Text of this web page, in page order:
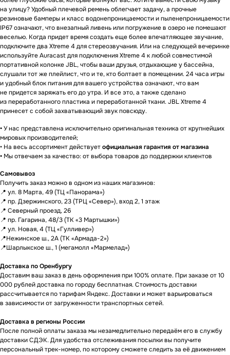
на улицу? Удобный плечевой ремень облегчает задачу, а прочные
резиновые бамперы и класс водонепроницаемости и пыленепроницаемости
IP67 означают, что внезапный ливень или погружение в озеро не помешают
веселью. Когда придет время создать еще более впечатляющее звучание,
подключите два Xtreme 4 для стереозвучания. Или на следующей вечеринке
используйте Auracast для подключения Xtreme 4 к любой совместимой
портативной колонке JBL, чтобы ваши друзья, отдыхающие у бассейна,
слушали тот же плейлист, что и те, кто болтает в помещении. 24 часа игры
и удобный блок питания для вашего устройства означают, что вам
не придется заряжать его до утра. И все это, а также сделано
из переработанного пластика и переработанной ткани. JBL Xtreme 4
принесет с собой захватывающий звук повсюду.
•У нас представлена исключительно оригинальная техника от крупнейших
мировых производителей;
• На весь ассортимент действуетофициальная гарантия от магазина
• Мы отвечаем за качество: от выбора товаров до поддержки клиентов
Самовывоз
Получить заказ можно в одном из наших магазинов:
📍 ул. 8 Марта, 49 (ТЦ «Панорама»)
📍 пр. Дзержинского, 23 (ТРЦ «Север»), вход 2, 1 этаж
📍 Северный проезд, 26
📍 пр. Гагарина, 48/3 (ТК «3 Мартышки»)
📍 ул. Новая, 4 (ТЦ «Гулливер»)
📍Нежинское ш., 2А (ТК «Армада-2»)
📍Шарлыкское ш., 1 (мегамолл «Мармелад»)
Доставка по Оренбургу
Доставим ваш заказ в день оформления при 100% оплате. При заказе от 10
000 рублей доставка по городу бесплатная. Стоимость доставки
рассчитывается по тарифам Яндекс. Доставки и может варьироваться
в зависимости от загруженности транспортных сетей.
Доставка в регионы России
После полной оплаты заказа мы незамедлительно передаём его в службу
доставки СДЭК. Для удобства отслеживания посылки вы получите
персональный трек-номер, по которому сможете следить за её движением
заказать необходимое устройство.
Для этого оставьте заявку на сайте
и наш менеджер свяжется с вами
в ближайшее время.
в кратчайшие сроки — всего 2−4 дня.
(Подробнее у менеджера)
ЕСЛИ ВЫНЕ НАШЛИ
В КАТАЛОГЕТО, ЧТО
НУЖНО?